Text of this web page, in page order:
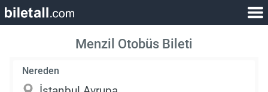
Menzil Otobüs Bileti
Nereden